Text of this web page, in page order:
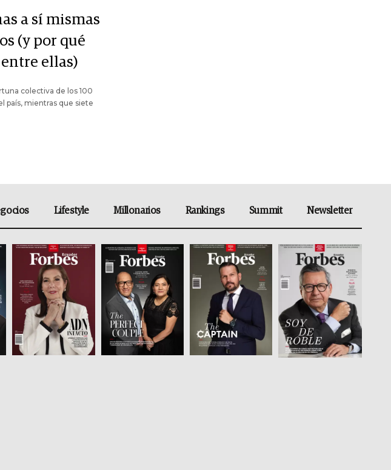
a sí mismas
(y por qué
ellas)
colectiva de los 100
país, mientras que siete
Lifestyle Millonarios Rankings Summit Newsletter